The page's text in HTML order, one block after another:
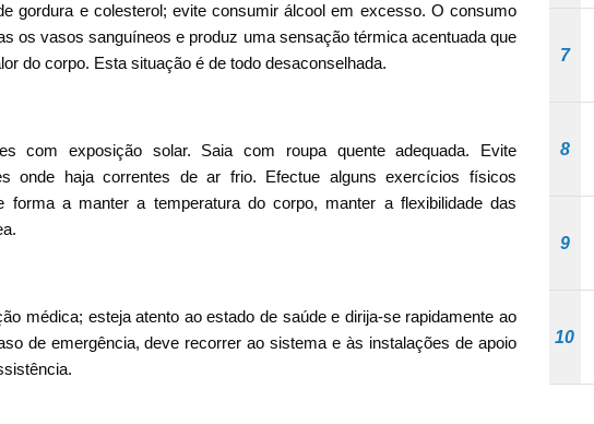
gordura e colesterol; evite consumir álcool em excesso. O consumo
os vasos sanguíneos e produz uma sensação térmica acentuada que
do corpo. Esta situação é de todo desaconselhada.
com exposição solar. Saia com roupa quente adequada. Evite
onde haja correntes de ar frio. Efectue alguns exercícios físicos
forma a manter a temperatura do corpo, manter a flexibilidade das
médica; esteja atento ao estado de saúde e dirija-se rapidamente ao
de emergência, deve recorrer ao sistema e às instalações de apoio
7
8
9
10